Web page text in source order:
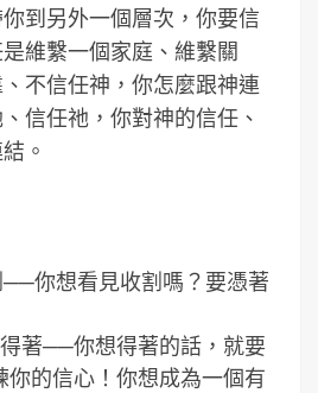
到另外一個層次，你要信
維繫一個家庭、維繫關
不信任神，你怎麼跟神連
信任祂，你對神的信任、
。
你想看見收割嗎？要憑著
著──你想得著的話，就要
你的信心！你想成為一個有